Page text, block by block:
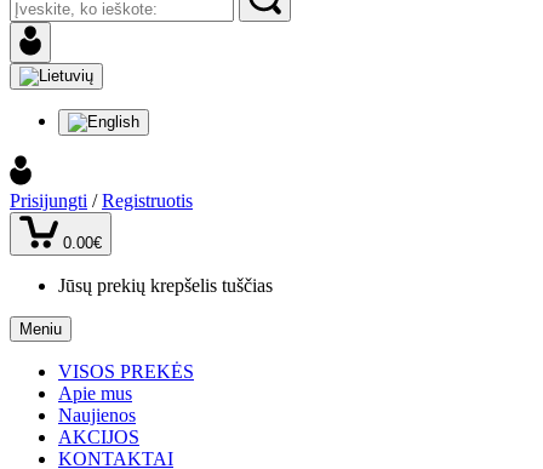
Prisijungti / Registruotis
0.00€
Jūsų prekių krepšelis tuščias
Meniu
VISOS PREKĖS
Apie mus
Naujienos
AKCIJOS
KONTAKTAI